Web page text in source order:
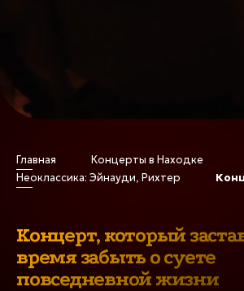
Неоклассика:
Рихтер в Находке
Сотни свечей, удивительная
талантливые музыканты, всемирно
Главная
Концерты в Находке
Неоклассика: Эйнауди, Рихтер
Концерт, который
время забыть о суете
повседневной жизни